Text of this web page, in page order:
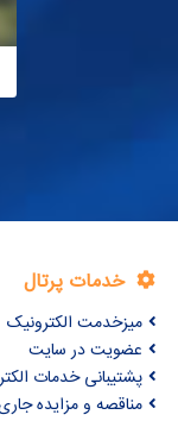
خدمات پرتال
میزخدمت الکترونیک
عضویت در سایت
پشتیبانی خدمات
مناقصه و مزایده جاری